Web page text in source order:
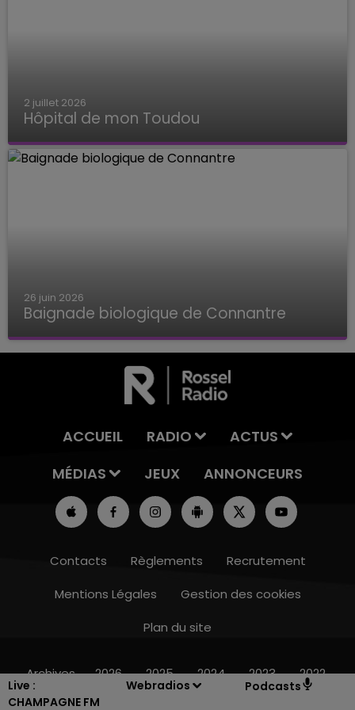
Live :
CHAMPAGNE FM
Webradios Podcasts
7h00 - 12h00
2 juillet 2026
Hôpital de mon Toudou
Hôpital de mon Toudou
26 juin 2026
Baignade biologique de Connantre
Baignade biologique de Connantre
ACCUEIL RADIO
ACTUS
MÉDIAS
JEUX ANNONCEURS
Contacts Règlements
Recrutement
Mentions Légales
Gestion des cookies
Plan du site
Archives 2026 2025 2024 2023 2022